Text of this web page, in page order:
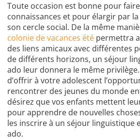
Toute occasion est bonne pour
connaissances et pour élargir par
son cercle social. De la même
colonie de vacances été permettra
des liens amicaux avec différentes
de différents horizons, un séjour
ado leur donnera le même
d’offrir à votre adolescent
rencontrer des jeunes du monde
désirez que vos enfants mettent
pour apprendre de nouvelles
les inscrire à un séjour linguistique
ado.